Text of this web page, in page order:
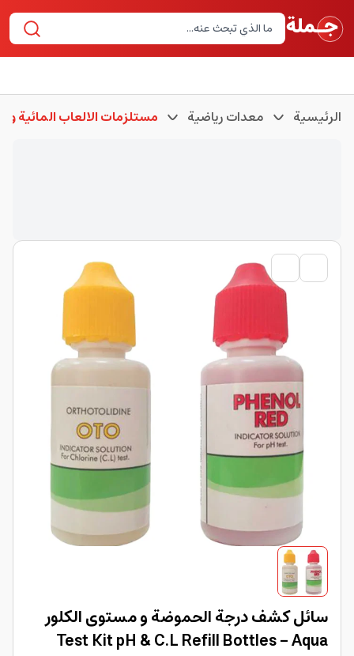
الرئيسية معدات رياضية مستلزمات الالعاب المائية
سائل كشف درجة الحموضة و مستوى الكلور
Test Kit pH & C.L Refill Bottles - Aqua